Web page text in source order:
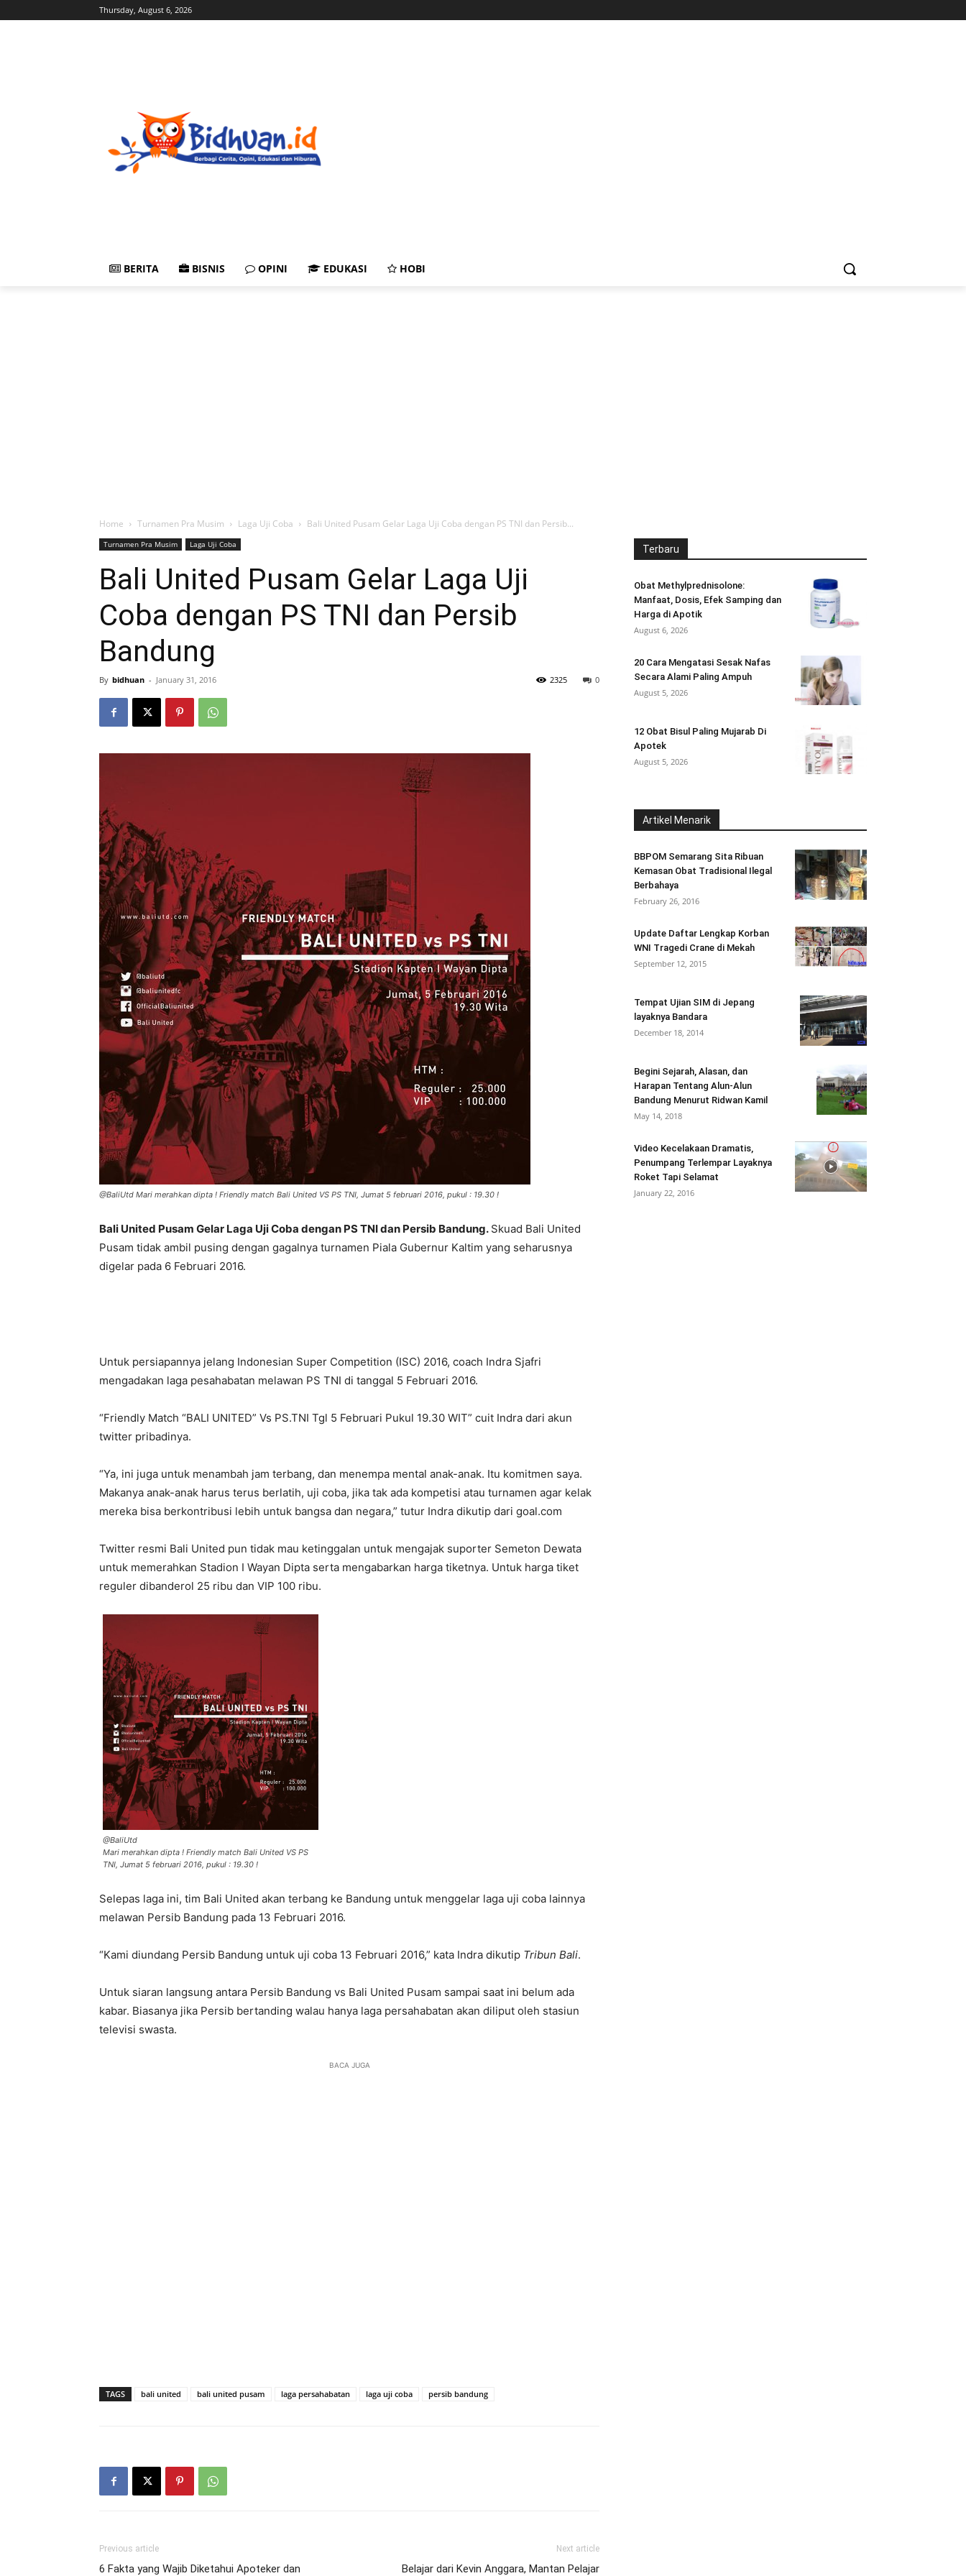
Thursday, August 6, 2026
BERITA BISNIS OPINI EDUKASI HOBI
Home Turnamen Pra Musim Laga Uji Coba Bali United Pusam Gelar Laga Uji Coba dengan PS TNI dan Persib...
Turnamen Pra Musim Laga Uji Coba
Bali United Pusam Gelar Laga Uji
Coba dengan PS TNI dan Persib
Bandung
By bidhuan - January 31, 2016 0
2325
@BaliUtd Mari merahkan dipta ! Friendly match Bali United VS PS TNI, Jumat 5 februari 2016, pukul : 19.30 !
Bali United Pusam Gelar Laga Uji Coba dengan PS TNI dan Persib Bandung. Skuad Bali United
Pusam tidak ambil pusing dengan gagalnya turnamen Piala Gubernur Kaltim yang seharusnya
digelar pada 6 Februari 2016.
Untuk persiapannya jelang Indonesian Super Competition (ISC) 2016, coach Indra Sjafri
mengadakan laga pesahabatan melawan PS TNI di tanggal 5 Februari 2016.
“Friendly Match “BALI UNITED” Vs PS.TNI Tgl 5 Februari Pukul 19.30 WIT” cuit Indra dari akun
twitter pribadinya.
“Ya, ini juga untuk menambah jam terbang, dan menempa mental anak-anak. Itu komitmen saya.
Makanya anak-anak harus terus berlatih, uji coba, jika tak ada kompetisi atau turnamen agar kelak
mereka bisa berkontribusi lebih untuk bangsa dan negara,” tutur Indra dikutip dari goal.com
Twitter resmi Bali United pun tidak mau ketinggalan untuk mengajak suporter Semeton Dewata
untuk memerahkan Stadion I Wayan Dipta serta mengabarkan harga tiketnya. Untuk harga tiket
reguler dibanderol 25 ribu dan VIP 100 ribu.
@BaliUtd
Mari merahkan dipta ! Friendly match Bali United VS PS
TNI, Jumat 5 februari 2016, pukul : 19.30 !
Selepas laga ini, tim Bali United akan terbang ke Bandung untuk menggelar laga uji coba lainnya
melawan Persib Bandung pada 13 Februari 2016.
“Kami diundang Persib Bandung untuk uji coba 13 Februari 2016,” kata Indra dikutip Tribun Bali.
Untuk siaran langsung antara Persib Bandung vs Bali United Pusam sampai saat ini belum ada
kabar. Biasanya jika Persib bertanding walau hanya laga persahabatan akan diliput oleh stasiun
televisi swasta.
BACA JUGA
TAGS bali united bali united pusam laga persahabatan laga uji coba persib bandung
Previous article
6 Fakta yang Wajib Diketahui Apoteker dan
Next article
Belajar dari Kevin Anggara, Mantan Pelajar
Terbaru
Obat Methylprednisolone:
Manfaat, Dosis, Efek Samping dan
Harga di Apotik
August 6, 2026
20 Cara Mengatasi Sesak Nafas
Secara Alami Paling Ampuh
August 5, 2026
12 Obat Bisul Paling Mujarab Di
Apotek
August 5, 2026
Artikel Menarik
BBPOM Semarang Sita Ribuan
Kemasan Obat Tradisional Ilegal
Berbahaya
February 26, 2016
Update Daftar Lengkap Korban
WNI Tragedi Crane di Mekah
September 12, 2015
Tempat Ujian SIM di Jepang
layaknya Bandara
December 18, 2014
Begini Sejarah, Alasan, dan
Harapan Tentang Alun-Alun
Bandung Menurut Ridwan Kamil
May 14, 2018
Video Kecelakaan Dramatis,
Penumpang Terlempar Layaknya
Roket Tapi Selamat
January 22, 2016